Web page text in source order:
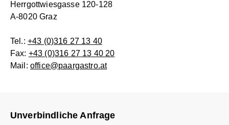
Herrgottwiesgasse 120-128
A-8020 Graz
Tel.: +43 (0)316 27 13 40
Fax: +43 (0)316 27 13 40 20
Mail: office@paargastro.at
Unverbindliche Anfrage